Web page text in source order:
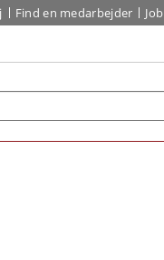
Find en medarbejder Job